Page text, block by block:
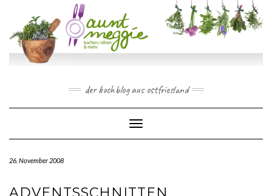
content
der kochblog aus ostfriesland
Toggle Navigation
26. November 2008